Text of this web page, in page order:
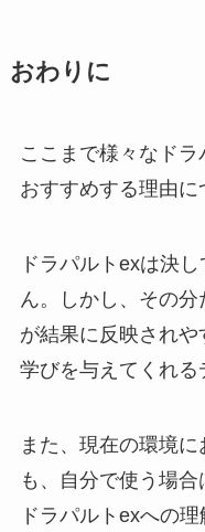
おわりに
ここまで様々なド
おすすめする理由に
ドラパルトexは決
ん。しかし、その
が結果に反映され
学びを与えてくれる
また、現在の環境
も、自分で使う場
ドラパルトexへの